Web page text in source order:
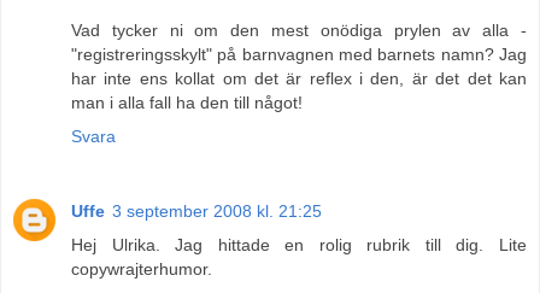
Vad tycker ni om den mest onödiga prylen av alla -
"registreringsskylt" på barnvagnen med barnets namn? Jag
har inte ens kollat om det är reflex i den, är det det kan
man i alla fall ha den till något!
Svara
Uffe 3 september 2008 kl. 21:25
Hej Ulrika. Jag hittade en rolig rubrik till dig. Lite
copywrajterhumor.